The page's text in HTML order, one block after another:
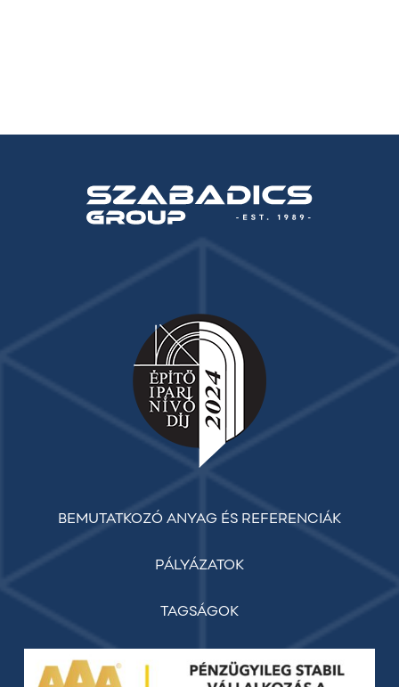
BEMUTATKOZÓ ANYAG ÉS REFERENCIÁK
PÁLYÁZATOK
TAGSÁGOK